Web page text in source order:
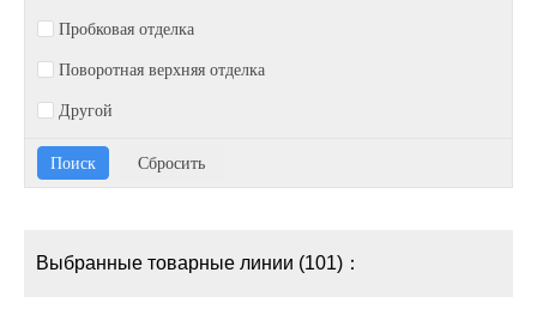
Пробковая отделка
Поворотная верхняя отделка
Другой
Выбранные товарные линии (101)：